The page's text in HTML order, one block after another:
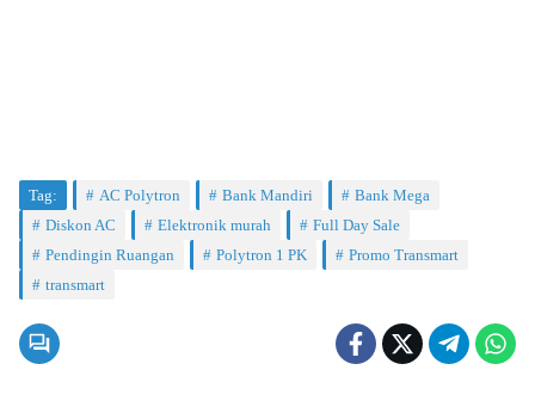
Tag: AC Polytron Bank Mandiri
Bank Mega
Diskon AC
Elektronik murah
Full Day Sale
Pendingin Ruangan
Polytron 1 PK
Promo Transmart
transmart